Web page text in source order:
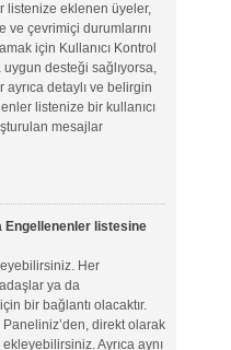
listenize eklenen üyeler,
çevrimiçi durumlarını
için Kullanıcı Kontrol
desteği sağlıyorsa,
detaylı ve belirgin
listenize bir kullanıcı
mesajlar
Engellenenler listesine
Her
ya da
bir bağlantı olacaktır.
direkt olarak
ekleyebilirsiniz. Ayrıca aynı